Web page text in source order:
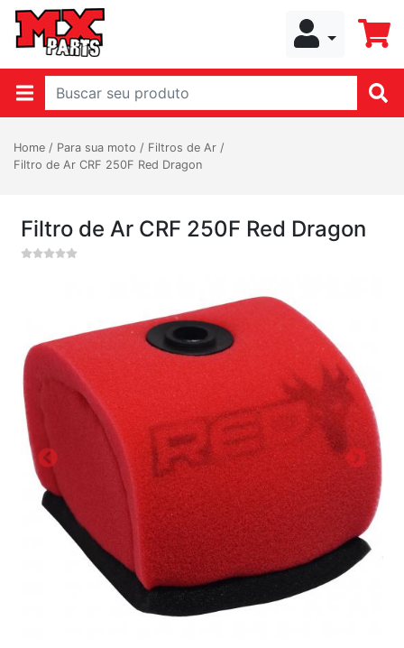
Home / Para sua moto / Filtros de Ar /
Filtro de Ar CRF 250F Red Dragon
Filtro de Ar CRF 250F Red Dragon